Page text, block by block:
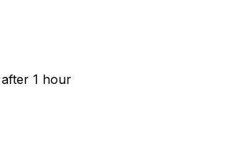
1 hour